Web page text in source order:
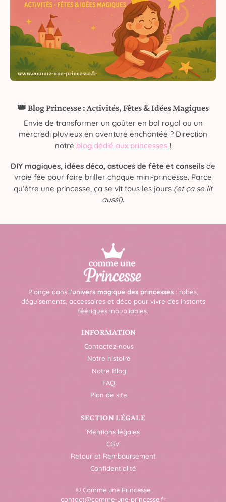
👑 Blog Princesse : Activités, Fêtes & Idées Magiques
Envie de transformer un goûter en bal royal ou un
mercredi pluvieux en aventure enchantée ? Direction
notre blog dédié aux princesses !
DIY magiques, idées déco, astuces de fête et conseils de
vraie fée pour faire briller chaque mini-princesse. Parce
qu’être une princesse, ça se vit tous les jours (et ça se lit
aussi).
Plonge dans l’univers magique des princesses: robes,
déguisements, accessoires et déco pour vivre des instants
féériques inoubliables.
INFORMATION
Contactez-nous
Notre histoire
Notre Blog
FAQ
Plan de site
SECTION LÉGALE
Mentions légales
CGV
Retour et Remboursement
Confidentialité
© Comme une Princesse
contact@comme-une-princesse.fr